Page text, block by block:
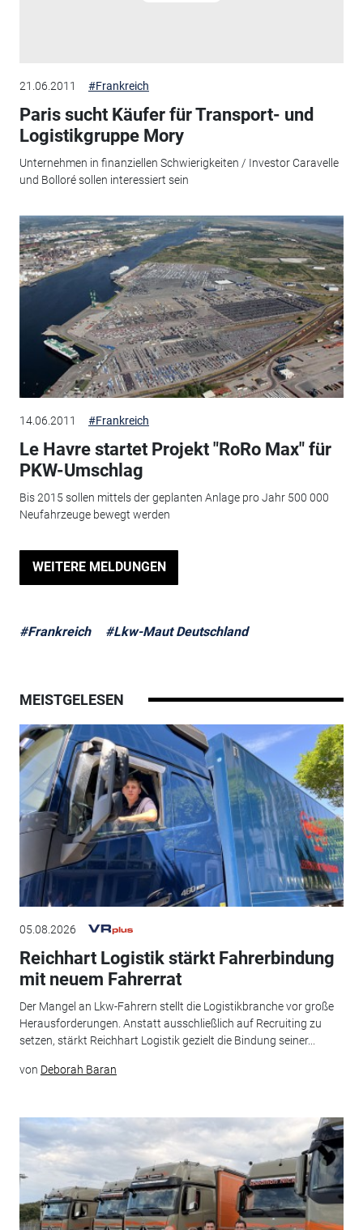
21.06.2011 #Frankreich
Paris sucht Käufer für Transport- und
Logistikgruppe Mory
Unternehmen in finanziellen Schwierigkeiten / Investor Caravelle
und Bolloré sollen interessiert sein
14.06.2011 #Frankreich
Le Havre startet Projekt "RoRo Max" für
PKW-Umschlag
Bis 2015 sollen mittels der geplanten Anlage pro Jahr 500 000
Neufahrzeuge bewegt werden
WEITERE MELDUNGEN
#Frankreich #Lkw-Maut Deutschland
MEISTGELESEN
05.08.2026
Reichhart Logistik stärkt Fahrerbindung
mit neuem Fahrerrat
Der Mangel an Lkw-Fahrern stellt die Logistikbranche vor große
Herausforderungen. Anstatt ausschließlich auf Recruiting zu
setzen, stärkt Reichhart Logistik gezielt die Bindung seiner...
von Deborah Baran